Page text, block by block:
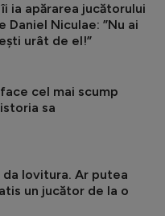
îi ia apărarea jucătorului
Daniel Niculae: ”Nu ai
urât de el!”
cel mai scump
sa
lovitura. Ar putea
un jucător de la o